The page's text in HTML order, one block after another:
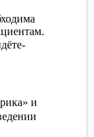
и